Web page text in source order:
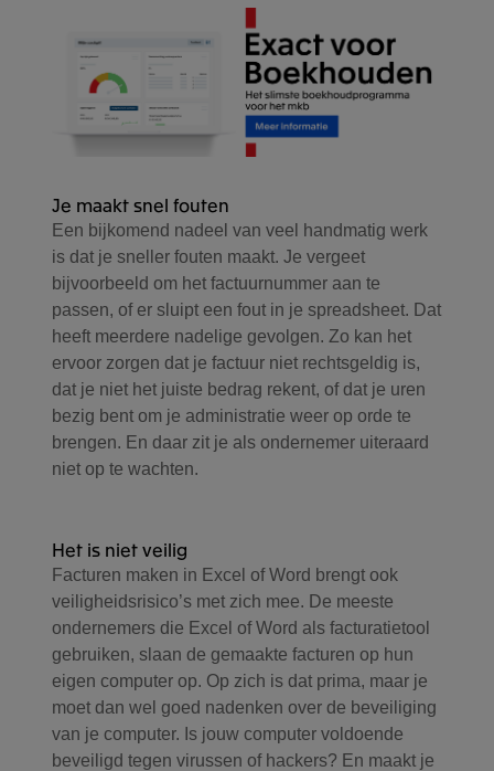
Je maakt snel fouten
Een bijkomend nadeel van veel handmatig werk
is dat je sneller fouten maakt. Je vergeet
bijvoorbeeld om het factuurnummer aan te
passen, of er sluipt een fout in je spreadsheet. Dat
heeft meerdere nadelige gevolgen. Zo kan het
ervoor zorgen dat je factuur niet rechtsgeldig is,
dat je niet het juiste bedrag rekent, of dat je uren
bezig bent om je administratie weer op orde te
brengen. En daar zit je als ondernemer uiteraard
niet op te wachten.
Het is niet veilig
Facturen maken in Excel of Word brengt ook
veiligheidsrisico’s met zich mee. De meeste
ondernemers die Excel of Word als facturatietool
gebruiken, slaan de gemaakte facturen op hun
eigen computer op. Op zich is dat prima, maar je
moet dan wel goed nadenken over de beveiliging
van je computer. Is jouw computer voldoende
beveiligd tegen virussen of hackers? En maakt je